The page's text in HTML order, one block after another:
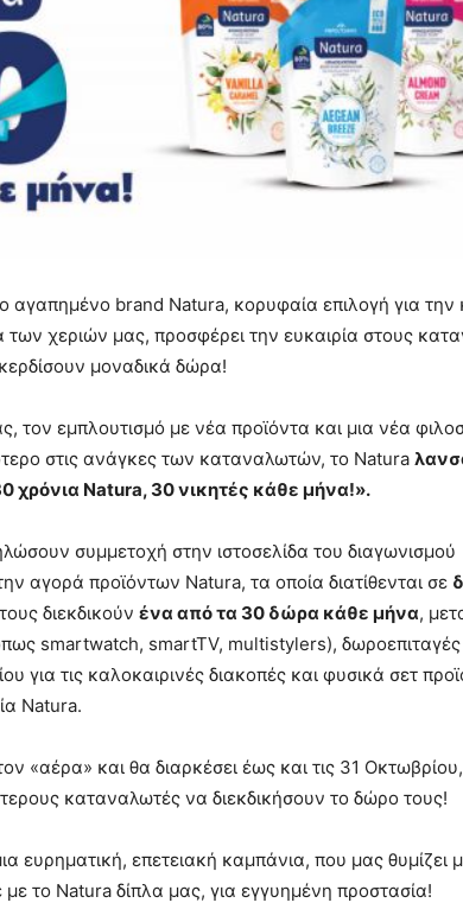
brand Νatura, κορυφαία επιλογή για την
των χεριών μας, προσφέρει την ευκαιρία στους
μοναδικά δώρα!
τον εμπλουτισμό με νέα προϊόντα και μια νέα
στις ανάγκες των καταναλωτών, το Natura
χρόνια Natura, 30 νικητές κάθε μήνα!».
συμμετοχή στην ιστοσελίδα του διαγωνισμού
αγορά προϊόντων Natura, τα οποία διατίθενται σε
διεκδικούν ένα από τα 30 δώρα κάθε μήνα,
smartwatch, smartTV, multistylers), δωροεπιταγές
για τις καλοκαιρινές διακοπές και φυσικά σετ
Natura.
«αέρα» και θα διαρκέσει έως και τις 31
καταναλωτές να διεκδικήσουν το δώρο τους!
ευρηματική, επετειακή καμπάνια, που μας θυμίζει
με το Natura δίπλα μας, για εγγυημένη προστασία!